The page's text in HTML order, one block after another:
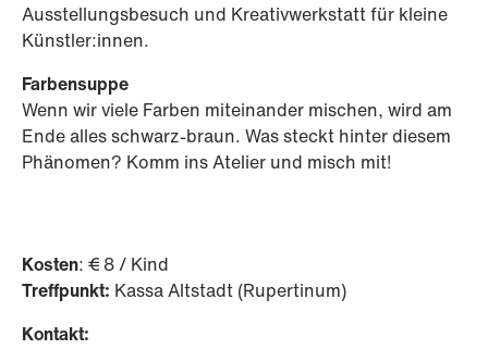
Ausstellungsbesuch und Kreativwerkstatt für kleine
Künstler:innen.
Farbensuppe
Wenn wir viele Farben miteinander mischen, wird am
Ende alles schwarz-braun. Was steckt hinter diesem
Phänomen? Komm ins Atelier und misch mit!
Kosten: € 8 / Kind
Treffpunkt: Kassa Altstadt (Rupertinum)
Kontakt: